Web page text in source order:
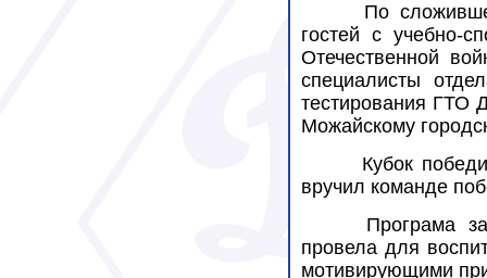
По
гостей с учебно-
Отечественной
специалисты
тестирования ГТО
Можайскому
Кубок
вручил команде
Програма
провела для
мотивирующими